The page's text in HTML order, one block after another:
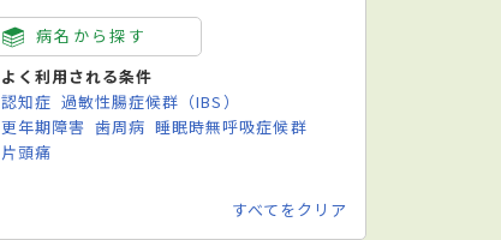
病名から探す
よく利用される条件
認知症 過敏性腸症候群（IBS）
更年期障害 歯周病 睡眠時無呼吸症候群
片頭痛
すべてをクリア